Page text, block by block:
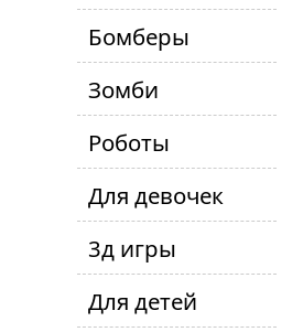
Бомберы
Зомби
Роботы
Для девочек
3д игры
Для детей